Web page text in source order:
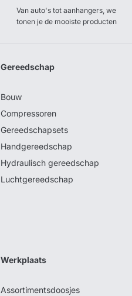
Van auto's tot aanhangers, we
tonen je de mooiste producten
Gereedschap
Bouw
Compressoren
Gereedschapsets
Handgereedschap
Hydraulisch gereedschap
Luchtgereedschap
Werkplaats
Assortimentsdoosjes